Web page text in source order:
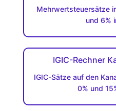
Mehrwertsteuersätze
und 6%
IGIC-Rechner
IGIC-Sätze auf den
0% und